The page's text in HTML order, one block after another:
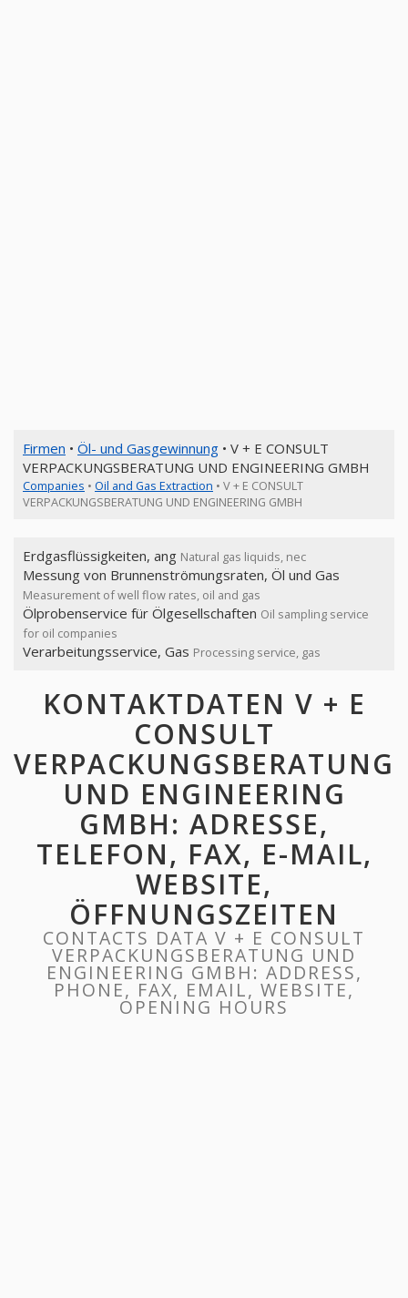
Firmen • Öl- und Gasgewinnung • V + E CONSULT
VERPACKUNGSBERATUNG UND ENGINEERING GMBH
Companies • Oil and Gas Extraction • V + E CONSULT
VERPACKUNGSBERATUNG UND ENGINEERING GMBH
Erdgasflüssigkeiten, ang Natural gas liquids, nec
Messung von Brunnenströmungsraten, Öl und Gas
Measurement of well flow rates, oil and gas
Ölprobenservice für Ölgesellschaften Oil sampling service
for oil companies
Verarbeitungsservice, Gas Processing service, gas
KONTAKTDATEN V + E
CONSULT
VERPACKUNGSBERATUNG
UND ENGINEERING
GMBH: ADRESSE,
TELEFON, FAX, E-MAIL,
WEBSITE,
ÖFFNUNGSZEITEN
CONTACTS DATA V + E CONSULT
VERPACKUNGSBERATUNG UND
ENGINEERING GMBH: ADDRESS,
PHONE, FAX, EMAIL, WEBSITE,
OPENING HOURS